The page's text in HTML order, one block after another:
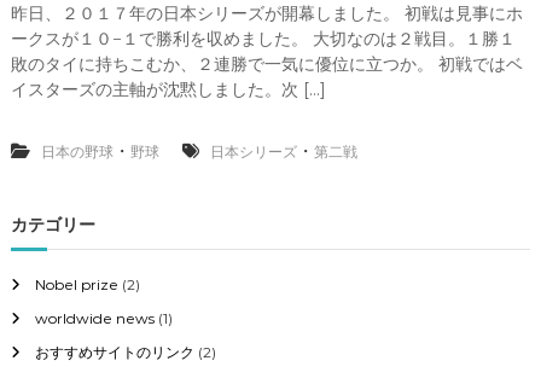
ス
第
二
戦
結
日
本
シ
ホ
昨日、２０１７年の日本シリーズが開幕しました。 初戦は見事にホ
ークスが１０−１で勝利を収めました。 大切なのは２戦目。１勝１
敗のタイに持ちこむか、２連勝で一気に優位に立つか。 初戦ではベ
イスターズの主軸が沈黙しました。次 […]
日本の野球・ 野球 日本シリーズ・ 第二戦
カテゴリー
Nobel prize (2)
worldwide news(1)
おすすめサイトのリンク (2)